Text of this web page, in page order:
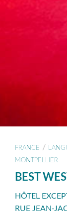
FRANCE /
MONTPELLIER
BEST
HÔTEL
RUE JEAN-